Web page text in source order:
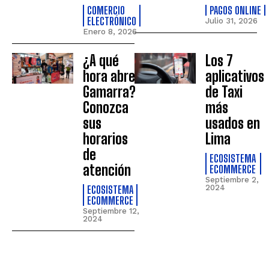
COMERCIO
ELECTRÓNICO
Enero 8, 2026
PAGOS ONLINE
Julio 31, 2026
¿A qué
hora abre
Gamarra?
Conozca
sus
horarios
de
atención
ECOSISTEMA
ECOMMERCE
Septiembre 12,
2024
Los 7
aplicativos
de Taxi
más
usados en
Lima
ECOSISTEMA
ECOMMERCE
Septiembre 2,
2024